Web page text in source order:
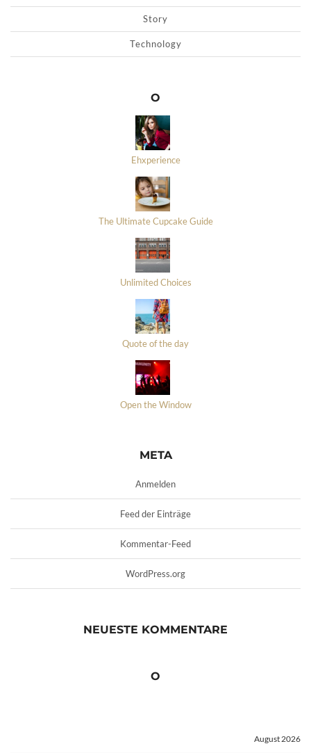
Story
Technology
O
Ehxperience
The Ultimate Cupcake Guide
Unlimited Choices
Quote of the day
Open the Window
META
Anmelden
Feed der Einträge
Kommentar-Feed
WordPress.org
NEUESTE KOMMENTARE
O
August 2026